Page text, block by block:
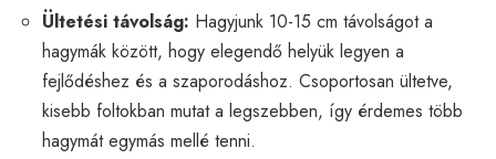
Ültetési távolság: Hagyjunk 10-15 cm távolságot a
hagymák között, hogy elegendő helyük legyen a
fejlődéshez és a szaporodáshoz. Csoportosan ültetve,
kisebb foltokban mutat a legszebben, így érdemes több
hagymát egymás mellé tenni.